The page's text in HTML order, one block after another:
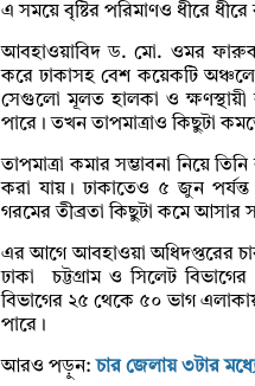
এ সময়ে বৃষ্টির পরিমাণও ধীরে ধীরে
আবহাওয়াবিদ ড. মো. ওমর ফারুক
করে ঢাকাসহ বেশ কয়েকটি অঞ্চলে
সেগুলো মূলত হালকা ও ক্ষণস্থায়ী
পারে। তখন তাপমাত্রাও কিছুটা
তাপমাত্রা কমার সম্ভাবনা নিয়ে
করা যায়। ঢাকাতেও ৫ জুন পর্যন্ত
গরমের তীব্রতা কিছুটা কমে আসার
এর আগে আবহাওয়া অধিদপ্তরের
ঢাকা চট্টগ্রাম ও সিলেট
বিভাগের ২৫ থেকে ৫০ ভাগ
পারে।
আরও পড়ুন:চার জেলায় ৩টার